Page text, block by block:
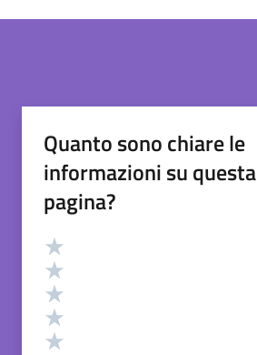
Quanto sono chiare le
informazioni su questa
pagina?
Valutazione